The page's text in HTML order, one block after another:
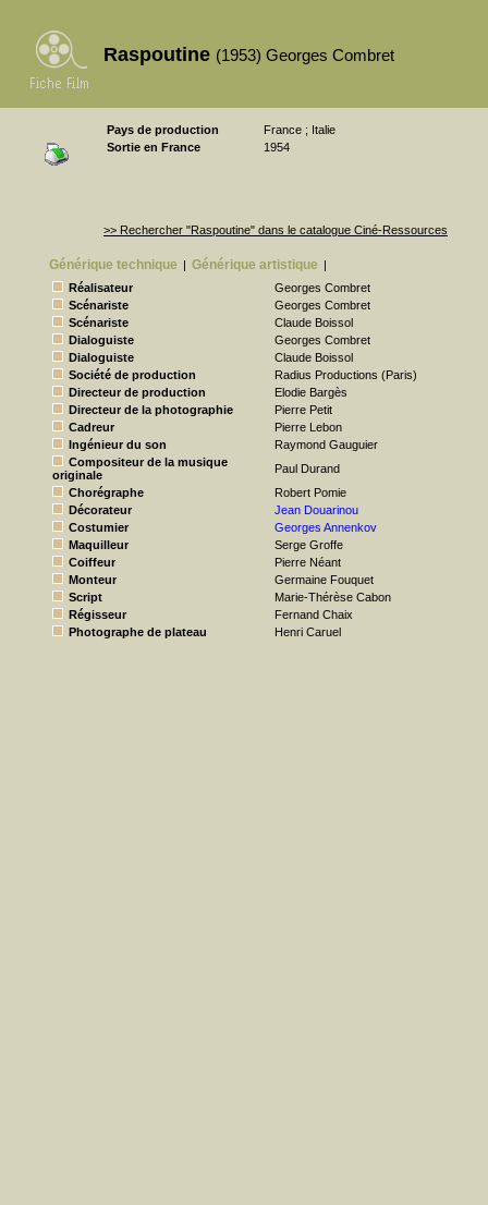
Raspoutine (1953) Georges Combret
Pays de production
France ; Italie
Sortie en France
1954
>> Rechercher "Raspoutine" dans le catalogue Ciné-Ressources
Générique technique | Générique artistique |
Réalisateur
Georges Combret
Scénariste
Georges Combret
Scénariste
Claude Boissol
Dialoguiste
Georges Combret
Dialoguiste
Claude Boissol
Société de production
Radius Productions (Paris)
Directeur de production
Elodie Bargès
Directeur de la photographie
Pierre Petit
Cadreur
Pierre Lebon
Ingénieur du son
Raymond Gauguier
Compositeur de la musique
originale
Paul Durand
Chorégraphe
Robert Pomie
Décorateur
Jean Douarinou
Costumier
Georges Annenkov
Maquilleur
Serge Groffe
Coiffeur
Pierre Néant
Monteur
Germaine Fouquet
Script
Marie-Thérèse Cabon
Régisseur
Fernand Chaix
Photographe de plateau
Henri Caruel